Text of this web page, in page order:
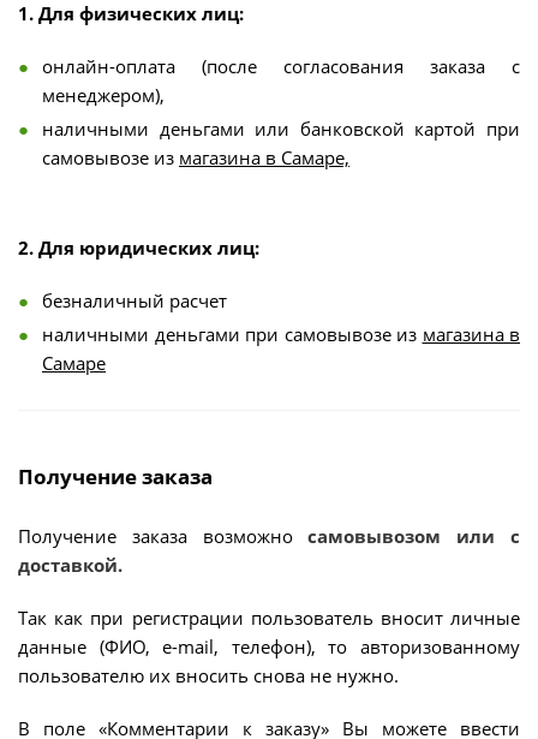
1. Для физических лиц:
онлайн-оплата (после согласования заказа с
менеджером),
наличными деньгами или банковской картой при
самовывозе из магазина в Самаре,
2. Для юридических лиц:
безналичный расчет
наличными деньгами при самовывозе из магазина в
Самаре
Получение заказа
Получение заказа возможносамовывозом или с
доставкой.
Так как при регистрации пользователь вносит личные
данные (ФИО, e-mail, телефон), то авторизованному
пользователю их вносить снова не нужно.
В поле «Комментарии к заказу» Вы можете ввести